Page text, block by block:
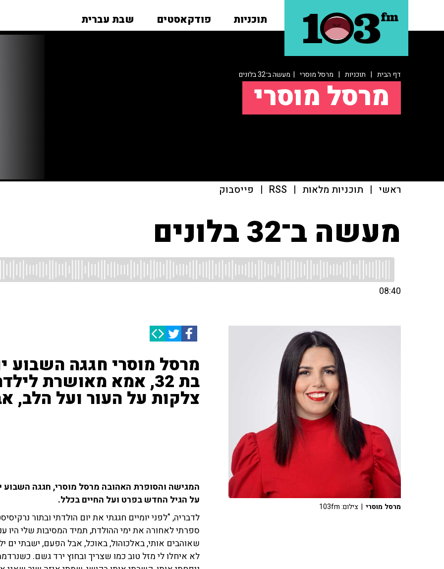
תוכניות פודקאסטים שבת עברית
דף הבית | תוכניות | מרסל מוסרי | מעשה ב־32 בלונים
מרסל מוסרי
ראשי | תוכניות מלאות |
RSS
| פייסבוק
מעשה ב־32 בלונים
08:40
מרסל מוסרי חגגה השבוע
בת 32, אמא מאושרת
צלקות על העור ועל הלב,
על הגיל החדש בפרט ועל החיים בכלל.
לדבריה, "לפני יומיים חגגתי את יום הולדתי ובתור
ספרתי לאחורה את ימי ההולדת, תמיד המסיבות שלי היו
שאוהבים אותי, באלכוהול, באוכל, אבל הפעם, ישבתי ים
לא איחלו לי מזל טוב כמו שצריך ובחוץ ירד גשם.
מרסל מוסרי | צילום: 103fm